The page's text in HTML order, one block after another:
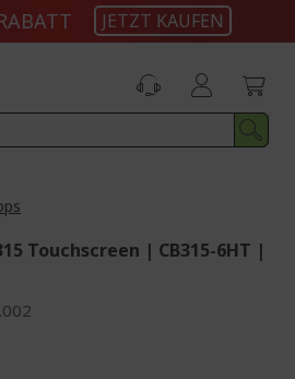
JETZT KAUFEN
Touchscreen | CB315-6HT |